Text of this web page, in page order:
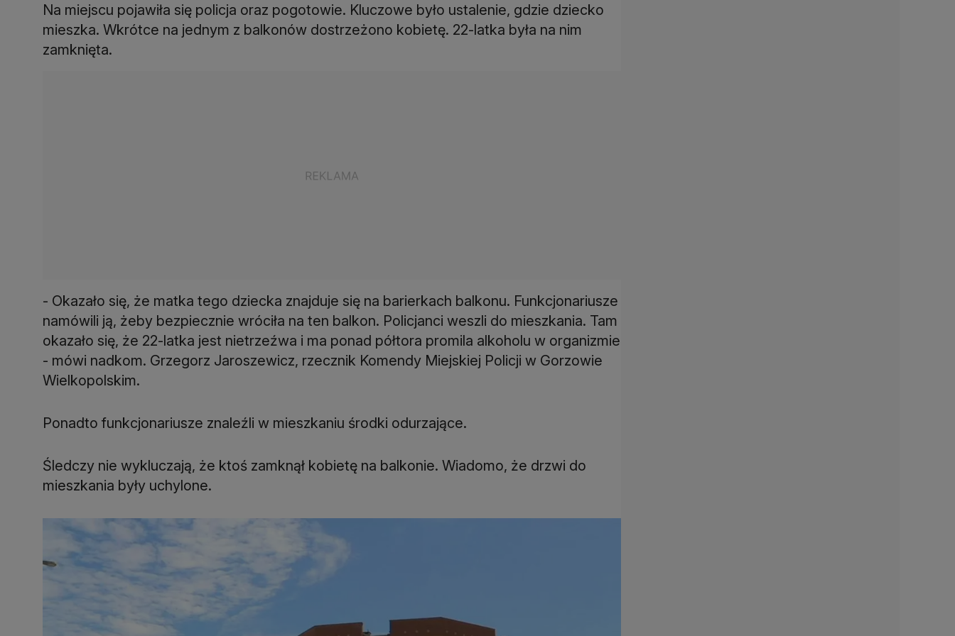
Na miejscu pojawiła się policja oraz pogotowie. Kluczowe było ustalenie, gdzie dziecko
mieszka. Wkrótce na jednym z balkonów dostrzeżono kobietę. 22-latka była na nim
zamknięta.
- Okazało się, że matka tego dziecka znajduje się na barierkach balkonu. Funkcjonariusze
namówili ją, żeby bezpiecznie wróciła na ten balkon. Policjanci weszli do mieszkania. Tam
okazało się, że 22-latka jest nietrzeźwa i ma ponad półtora promila alkoholu w organizmie
- mówi nadkom. Grzegorz Jaroszewicz, rzecznik Komendy Miejskiej Policji w Gorzowie
Wielkopolskim.
Ponadto funkcjonariusze znaleźli w mieszkaniu środki odurzające.
Śledczy nie wykluczają, że ktoś zamknął kobietę na balkonie. Wiadomo, że drzwi do
mieszkania były uchylone.